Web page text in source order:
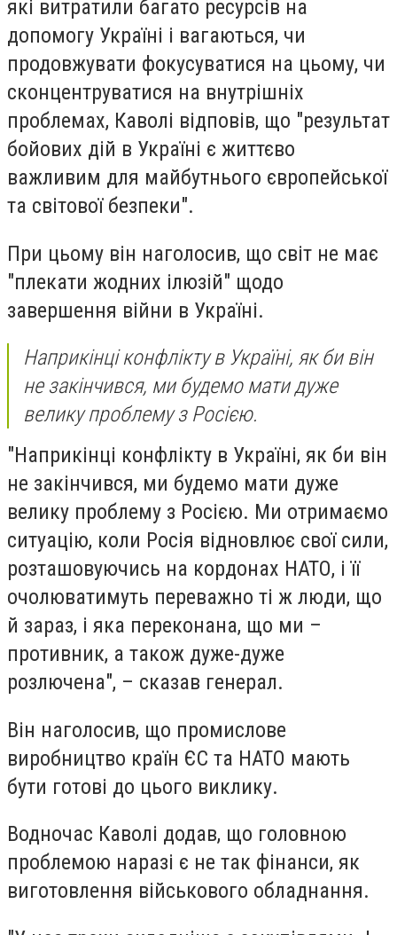
які витратили багато ресурсів на
допомогу Україні і вагаються, чи
продовжувати фокусуватися на цьому, чи
сконцентруватися на внутрішніх
проблемах, Каволі відповів, що "результат
бойових дій в Україні є життєво
важливим для майбутнього європейської
та світової безпеки".
При цьому він наголосив, що світ не має
"плекати жодних ілюзій" щодо
завершення війни в Україні.
Наприкінці конфлікту в Україні, як би він
не закінчився, ми будемо мати дуже
велику проблему з Росією.
"Наприкінці конфлікту в Україні, як би він
не закінчився, ми будемо мати дуже
велику проблему з Росією. Ми отримаємо
ситуацію, коли Росія відновлює свої сили,
розташовуючись на кордонах НАТО, і її
очолюватимуть переважно ті ж люди, що
й зараз, і яка переконана, що ми –
противник, а також дуже-дуже
розлючена", – сказав генерал.
Він наголосив, що промислове
виробництво країн ЄС та НАТО мають
бути готові до цього виклику.
Водночас Каволі додав, що головною
проблемою наразі є не так фінанси, як
виготовлення військового обладнання.